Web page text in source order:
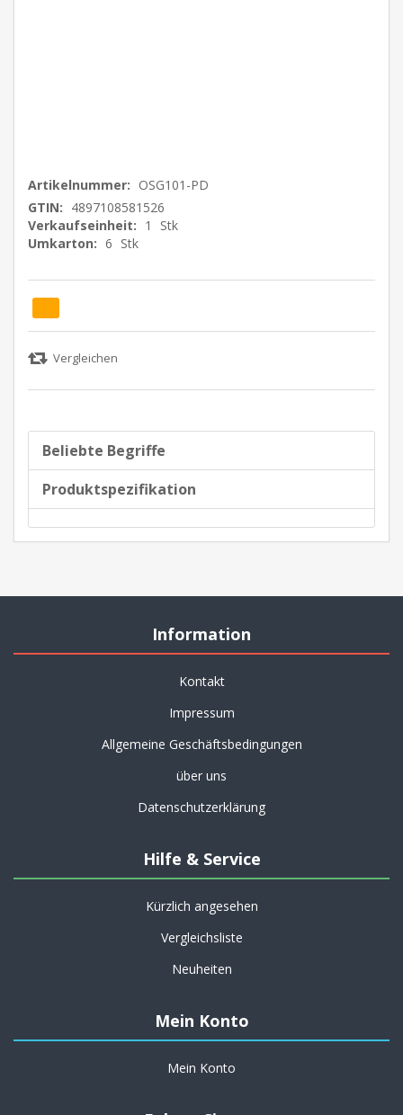
Artikelnummer: OSG101-PD
GTIN: 4897108581526
Verkaufseinheit: 1
Stk
Umkarton: 6 Stk
Beliebte Begriffe
Produktspezifikation
Information
Kontakt
Impressum
Allgemeine Geschäftsbedingungen
über uns
Datenschutzerklärung
Hilfe & Service
Kürzlich angesehen
Vergleichsliste
Neuheiten
Mein Konto
Mein Konto